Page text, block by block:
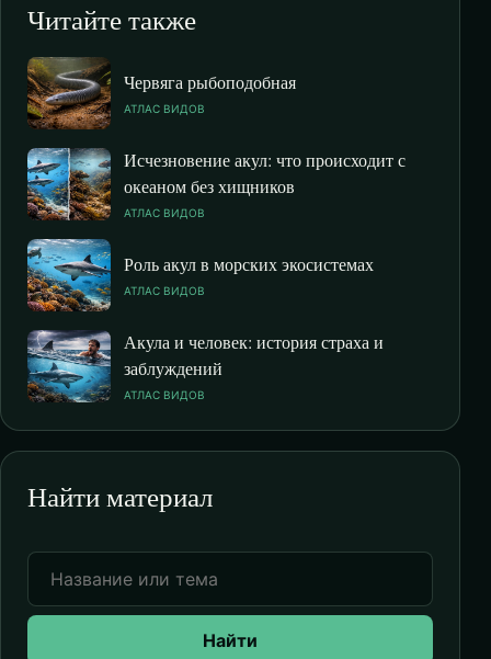
Читайте также
Червяга рыбоподобная
АТЛАС ВИДОВ
Исчезновение акул: что происходит с
океаном без хищников
АТЛАС ВИДОВ
Роль акул в морских экосистемах
АТЛАС ВИДОВ
Акула и человек: история страха и
заблуждений
АТЛАС ВИДОВ
Найти материал
Найти